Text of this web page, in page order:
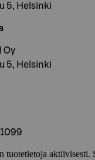
5, Helsinki
Oy
5, Helsinki
tuotetietoja aktiivisesti.